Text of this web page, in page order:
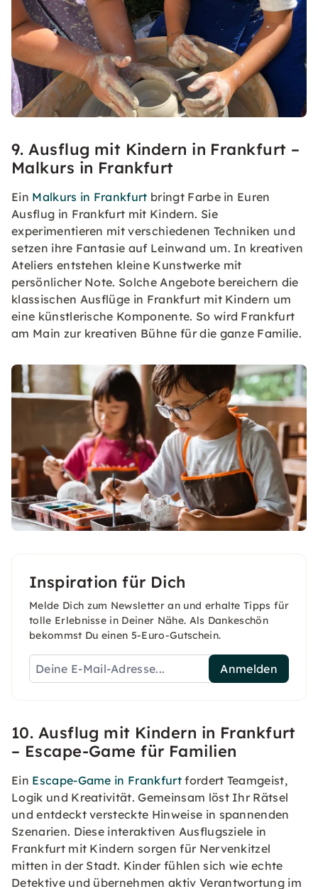
9. Ausflug mit Kindern in Frankfurt –
Malkurs in Frankfurt
Ein Malkurs in Frankfurt bringt Farbe in Euren
Ausflug in Frankfurt mit Kindern. Sie
experimentieren mit verschiedenen Techniken und
setzen ihre Fantasie auf Leinwand um. In kreativen
Ateliers entstehen kleine Kunstwerke mit
persönlicher Note. Solche Angebote bereichern die
klassischen Ausflüge in Frankfurt mit Kindern um
eine künstlerische Komponente. So wird Frankfurt
am Main zur kreativen Bühne für die ganze Familie.
Inspiration für Dich
Melde Dich zum Newsletter an und erhalte Tipps für
tolle Erlebnisse in Deiner Nähe. Als Dankeschön
bekommst Du einen 5-Euro-Gutschein.
Anmelden
10. Ausflug mit Kindern in Frankfurt
– Escape-Game für Familien
Ein Escape-Game in Frankfurtfordert Teamgeist,
Logik und Kreativität. Gemeinsam löst Ihr Rätsel
und entdeckt versteckte Hinweise in spannenden
Szenarien. Diese interaktiven Ausflugsziele in
Frankfurt mit Kindern sorgen für Nervenkitzel
mitten in der Stadt. Kinder fühlen sich wie echte
Detektive und übernehmen aktiv Verantwortung im